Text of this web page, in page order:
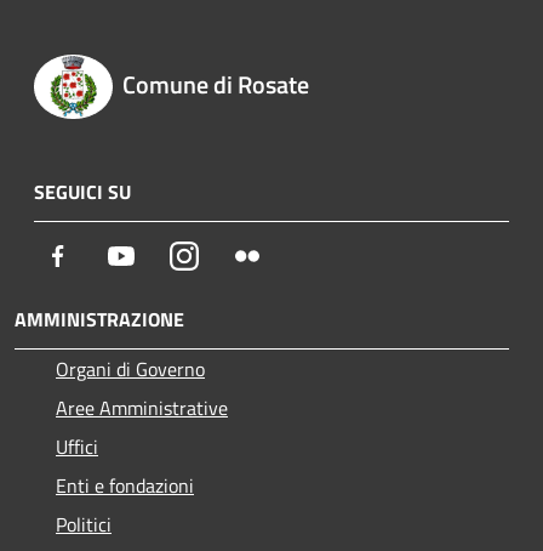
Comune di Rosate
SEGUICI SU
Facebook YoutubeInstagram
AMMINISTRAZIONE
Organi di Governo
Aree Amministrative
Uffici
Enti e fondazioni
Politici